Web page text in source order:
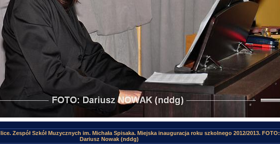
Zespół Szkół Muzycznych im. Michała Spisaka. Miejska inauguracja roku szkolnego 2012/2013. FOTO:
Dariusz Nowak (nddg)